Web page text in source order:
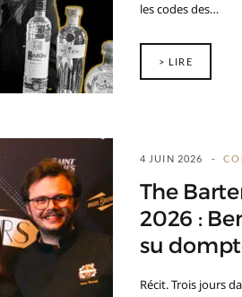
les codes des…
> LIRE
4 JUIN 2026
The
2026 :
su
Récit. Trois jours